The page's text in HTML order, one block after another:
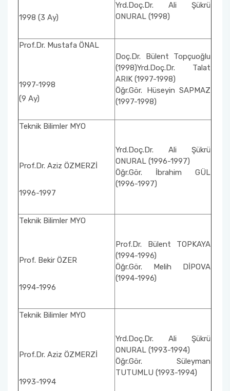
1998 (3 Ay)
Yrd.Doç.Dr. Ali Şükrü
ONURAL (1998)
Prof.Dr. Mustafa ÖNAL
1997-1998
(9 Ay)
Doç.Dr. Bülent Topçuoğlu
(1998)Yrd.Doç.Dr. Talat
ARIK (1997-1998)
Öğr.Gör. Hüseyin SAPMAZ
(1997-1998)
Teknik Bilimler MYO
Prof.Dr. Aziz ÖZMERZİ
1996-1997
Yrd.Doç.Dr. Ali Şükrü
ONURAL (1996-1997)
Öğr.Gör. İbrahim GÜL
(1996-1997)
Teknik Bilimler MYO
Prof. Bekir ÖZER
1994-1996
Prof.Dr. Bülent TOPKAYA
(1994-1996)
Öğr.Gör. Melih DİPOVA
(1994-1996)
Teknik Bilimler MYO
Prof.Dr. Aziz ÖZMERZİ
1993-1994
Yrd.Doç.Dr. Ali Şükrü
ONURAL (1993-1994)
Öğr.Gör. Süleyman
TUTUMLU (1993-1994)